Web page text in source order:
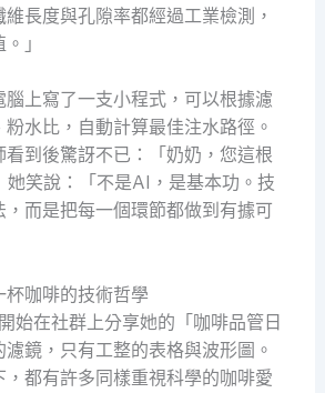
長度與孔隙率都經過工業檢測，
」
上寫了一支小程式，可以根據濾
水比，自動計算最佳注水路徑。
到後驚訝不已：「奶奶，您這根
她笑說：「不是AI，是基本功。技
而是把每一個環節都做到有據可
咖啡的技術哲學
始在社群上分享她的「咖啡品管日
鏡，只有工整的表格與波形圖。
都有許多同樣重視科學的咖啡愛